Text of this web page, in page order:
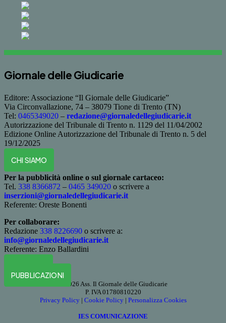
Giornale delle Giudicarie
Editore: Associazione “Il Giornale delle Giudicarie”
Via Circonvallazione, 74 – 38079 Tione di Trento (TN)
Tel: 0465349020 – redazione@giornaledellegiudicarie.it
Autorizzazione del Tribunale di Trento n. 1129 del 11/04/2002
Edizione Online Autorizzazione del Tribunale di Trento n. 5 del
19/12/2025
CHI SIAMO
Per la pubblicità online o sul giornale cartaceo:
Tel. 338 8366872 – 0465 349020 o scrivere a
inserzioni@giornaledellegiudicarie.it
Referente: Oreste Bonenti
Per collaborare:
Redazione 338 8226690 o scrivere a:
info@giornaledellegiudicarie.it
Referente: Enzo Ballardini
PUBBLICAZIONI
2026 Ass. Il Giornale delle Giudicarie
P. IVA 01780810220
Privacy Policy | Cookie Policy | Personalizza Cookies
IES COMUNICAZIONE